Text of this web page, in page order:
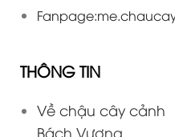
Fanpage:
THÔNG TIN
Về chậu cây cảnh
Bách Vượng